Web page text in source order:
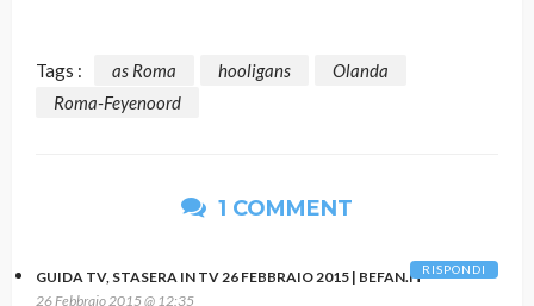
Tags : as Roma hooligans
Olanda
Roma-Feyenoord
1 COMMENT
GUIDA TV, STASERA IN TV 26 FEBBRAIO 2015 | BEFAN.IT
26 Febbraio 2015 @ 12:35
RISPONDI